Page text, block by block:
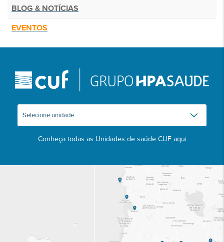
BLOG & NOTÍCIAS
EVENTOS
Conheça todas as Unidades de saúde CUF aqui